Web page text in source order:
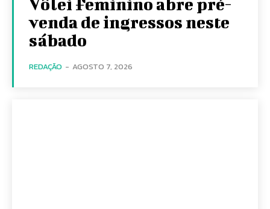
Vôlei Feminino abre pré-
venda de ingressos neste
sábado
REDAÇÃO - AGOSTO 7, 2026